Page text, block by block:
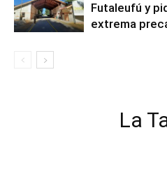
Futaleufú y
extrema
La